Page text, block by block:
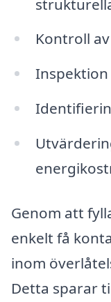
Kontroll
Inspektion
Genom att
enkelt få
inom
Detta sparar